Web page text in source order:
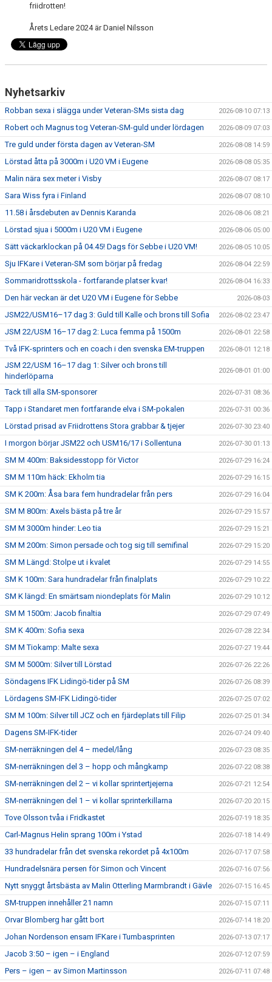
friidrotten!
Årets Ledare 2024 är Daniel Nilsson
Nyhetsarkiv
Robban sexa i slägga under Veteran-SMs sista dag 2026-08-10 07:13
Robert och Magnus tog Veteran-SM-guld under lördagen 2026-08-09 07:03
Tre guld under första dagen av Veteran-SM 2026-08-08 14:59
Lörstad åtta på 3000m i U20 VM i Eugene 2026-08-08 05:35
Malin nära sex meter i Visby 2026-08-07 08:17
Sara Wiss fyra i Finland 2026-08-07 08:10
11.58 i årsdebuten av Dennis Karanda 2026-08-06 08:21
Lörstad sjua i 5000m i U20 VM i Eugene 2026-08-06 05:00
Sätt väckarklockan på 04.45! Dags för Sebbe i U20 VM! 2026-08-05 10:05
Sju IFKare i Veteran-SM som börjar på fredag 2026-08-04 22:59
Sommaridrottsskola - fortfarande platser kvar! 2026-08-04 16:33
Den här veckan är det U20 VM i Eugene för Sebbe 2026-08-03
JSM22/USM16–17 dag 3: Guld till Kalle och brons till Sofia 2026-08-02 23:47
JSM 22/USM 16–17 dag 2: Luca femma på 1500m 2026-08-01 22:58
Två IFK-sprinters och en coach i den svenska EM-truppen 2026-08-01 12:18
JSM 22/USM 16–17 dag 1: Silver och brons till
hinderlöparna
2026-08-01 01:00
Tack till alla SM-sponsorer 2026-07-31 08:36
Tapp i Standaret men fortfarande elva i SM-pokalen 2026-07-31 00:36
Lörstad prisad av Friidrottens Stora grabbar & tjejer 2026-07-30 23:40
I morgon börjar JSM22 och USM16/17 i Sollentuna 2026-07-30 01:13
SM M 400m: Baksidesstopp för Victor 2026-07-29 16:24
SM M 110m häck: Ekholm tia 2026-07-29 16:15
SM K 200m: Åsa bara fem hundradelar från pers 2026-07-29 16:04
SM M 800m: Axels bästa på tre år 2026-07-29 15:57
SM M 3000m hinder: Leo tia 2026-07-29 15:21
SM M 200m: Simon persade och tog sig till semifinal 2026-07-29 15:20
SM M Längd: Stolpe ut i kvalet 2026-07-29 14:55
SM K 100m: Sara hundradelar från finalplats 2026-07-29 10:22
SM K längd: En smärtsam niondeplats för Malin 2026-07-29 10:12
SM M 1500m: Jacob finaltia 2026-07-29 07:49
SM K 400m: Sofia sexa 2026-07-28 22:34
SM M Tiokamp: Malte sexa 2026-07-27 19:44
SM M 5000m: Silver till Lörstad 2026-07-26 22:26
Söndagens IFK Lidingö-tider på SM 2026-07-26 08:39
Lördagens SM-IFK Lidingö-tider 2026-07-25 07:02
SM M 100m: Silver till JCZ och en fjärdeplats till Filip 2026-07-25 01:34
Dagens SM-IFK-tider 2026-07-24 09:40
SM-nerräkningen del 4 – medel/lång 2026-07-23 08:35
SM-nerräkningen del 3 – hopp och mångkamp 2026-07-22 08:38
SM-nerräkningen del 2 – vi kollar sprintertjejerna 2026-07-21 12:54
SM-nerräkningen del 1 – vi kollar sprinterkillarna 2026-07-20 20:15
Tove Olsson tvåa i Fridkastet 2026-07-19 18:35
Carl-Magnus Helin sprang 100m i Ystad 2026-07-18 14:49
33 hundradelar från det svenska rekordet på 4x100m 2026-07-17 07:58
Hundradelsnära persen för Simon och Vincent 2026-07-16 07:56
Nytt snyggt årtsbästa av Malin Otterling Marmbrandt i Gävle 2026-07-15 16:45
SM-truppen innehåller 21 namn 2026-07-15 07:11
Orvar Blomberg har gått bort 2026-07-14 18:20
Johan Nordenson ensam IFKare i Tumbasprinten 2026-07-13 07:17
Jacob 3:50 – igen – i England 2026-07-12 07:59
Pers – igen – av Simon Martinsson 2026-07-11 07:48